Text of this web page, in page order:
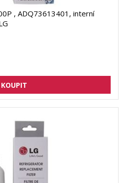
, ADQ73613401, interní